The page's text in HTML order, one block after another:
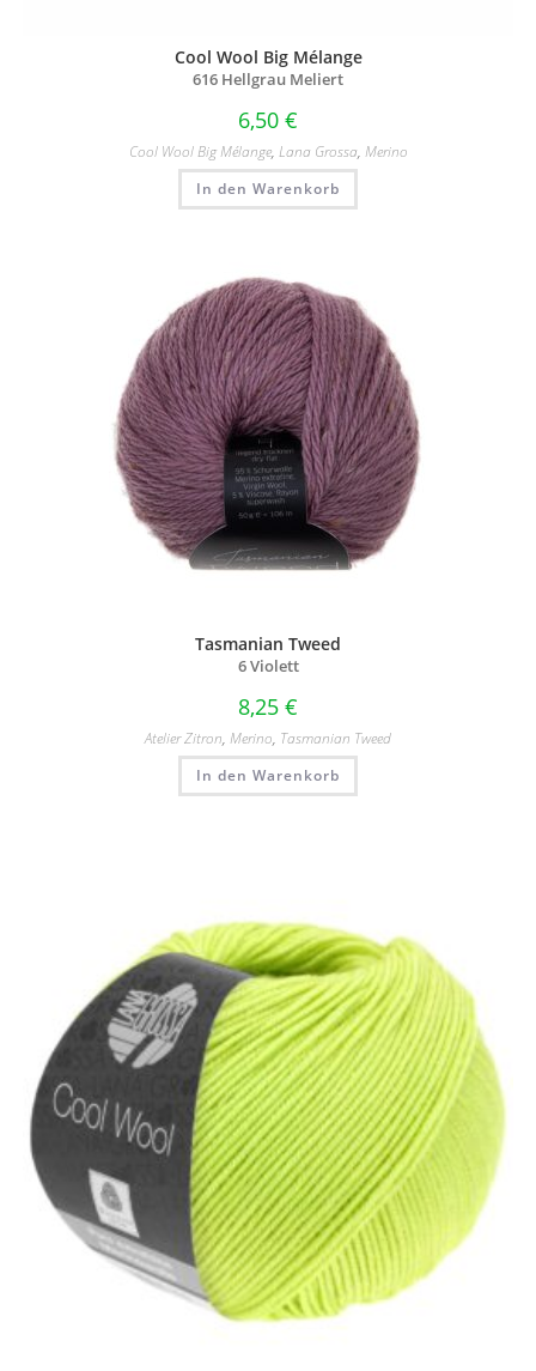
Cool Wool Big Mélange
616 Hellgrau Meliert
6,50 €
Cool Wool Big Mélange, Lana Grossa, Merino
In den Warenkorb
Tasmanian Tweed
6 Violett
8,25 €
Atelier Zitron, Merino, Tasmanian Tweed
In den Warenkorb